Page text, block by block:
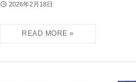
2026年2月18日